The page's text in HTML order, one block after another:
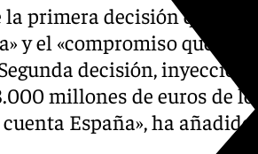
la primera decisión que han
y el «compromiso que lo
decisión, inyección
millones de euros de
España», ha añadido.